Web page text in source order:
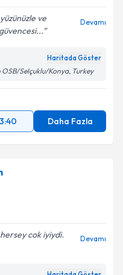
ve
Devamı
Haritada Göster
OSB/Selçuklu/Konya, Turkey
Daha Fazla
cok iyiydi.
Devamı